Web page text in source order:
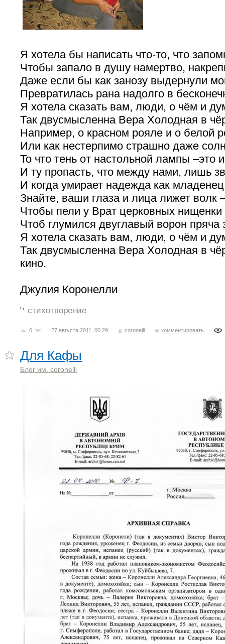
Я хотела бы написать что-то, что
Чтобы запало в душу намертво,
Даже если бы как занозу выдернули
Превратилась рана надолго в
Я хотела сказать вам, люди, о чём и
Так двусмысленна Вера Холодная в
Например, о красном рояле и о белой
Или как нестерпимо страшно даже
То что тень от настольной лампы –это
И ту пропасть, что между нами, лишь
И когда умирает надежда как
Знайте, ваши глаза и лица лижет волк
Чтобы пели у Врат церковных
Чтоб глумился двуглавый ворон пряча
Я хотела сказать вам, люди, о чём и
Так двусмысленна Вера Холодная в
кино.
Джулия Коронелли
стихотворение
0 27 августа 2011, 00:29 coronelli комментировать
Для Кафы
Блог им. coronelli